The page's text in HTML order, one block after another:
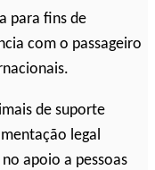
para fins de
com o passageiro
de suporte
legal
apoio a pessoas